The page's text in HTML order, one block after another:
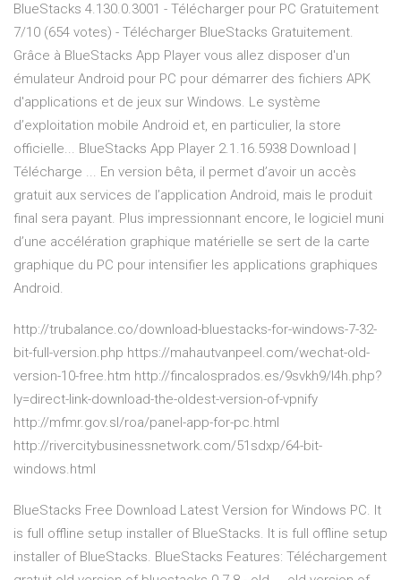
BlueStacks 4.130.0.3001 - Télécharger pour PC Gratuitement
7/10 (654 votes) - Télécharger BlueStacks Gratuitement.
Grâce à BlueStacks App Player vous allez disposer d'un
émulateur Android pour PC pour démarrer des fichiers APK
d'applications et de jeux sur Windows. Le système
d’exploitation mobile Android et, en particulier, la store
officielle... BlueStacks App Player 2.1.16.5938 Download |
Télécharge ... En version bêta, il permet d’avoir un accès
gratuit aux services de l’application Android, mais le produit
final sera payant. Plus impressionnant encore, le logiciel muni
d’une accélération graphique matérielle se sert de la carte
graphique du PC pour intensifier les applications graphiques
Android.
http://trubalance.co/download-bluestacks-for-windows-7-32-
bit-full-version.php https://mahautvanpeel.com/wechat-old-
version-10-free.htm http://fincalosprados.es/9svkh9/l4h.php?
ly=direct-link-download-the-oldest-version-of-vpnify
http://mfmr.gov.sl/roa/panel-app-for-pc.html
http://rivercitybusinessnetwork.com/51sdxp/64-bit-
windows.html
BlueStacks Free Download Latest Version for Windows PC. It
is full offline setup installer of BlueStacks. It is full offline setup
installer of BlueStacks. BlueStacks Features: Téléchargement